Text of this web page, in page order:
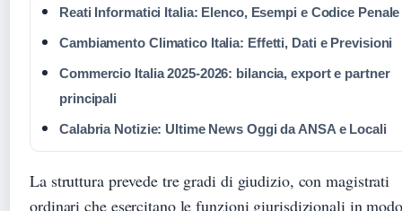
Reati Informatici Italia: Elenco, Esempi e Codice Penale
Cambiamento Climatico Italia: Effetti, Dati e Previsioni
Commercio Italia 2025-2026: bilancia, export e partner
principali
Calabria Notizie: Ultime News Oggi da ANSA e Locali
La struttura prevede tre gradi di giudizio, con magistrati
ordinari che esercitano le funzioni giurisdizionali in